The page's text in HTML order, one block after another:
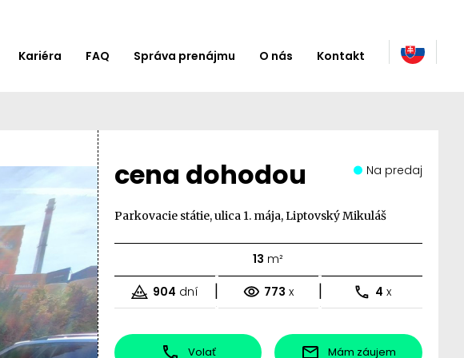
Kariéra FAQ Správa prenájmu O nás Kontakt
cena dohodou Na predaj
Parkovacie státie, ulica 1. mája, Liptovský Mikuláš
13 m²
904 dní | 773 x | 4 x
Volať Mám záujem